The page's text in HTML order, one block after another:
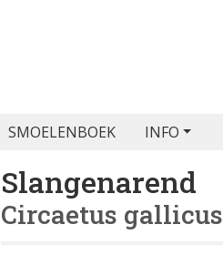
SMOELENBOEK INFO
Slangenarend
Circaetus gallicus